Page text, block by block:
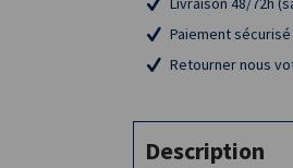
Paiement sécurisé
Retourner nous
Description